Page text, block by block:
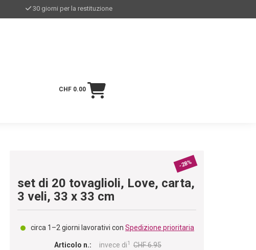
30 giorni per la restituzione
CHF 0.00
-28%
set di 20 tovaglioli, Love, carta,
3 veli, 33 x 33 cm
circa 1–2 giorni lavorativi conSpedizione prioritaria
Articolo n.:
invece di1 CHF 6.95